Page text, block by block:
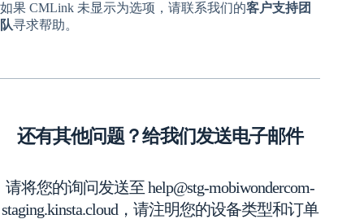
如果 CMLink 未显示为选项，请联系我们的客户支持团
队寻求帮助。
还有其他问题？给我们发送电子邮件
请将您的询问发送至 help@stg-mobiwondercom-
staging.kinsta.cloud，请注明您的设备类型和订单